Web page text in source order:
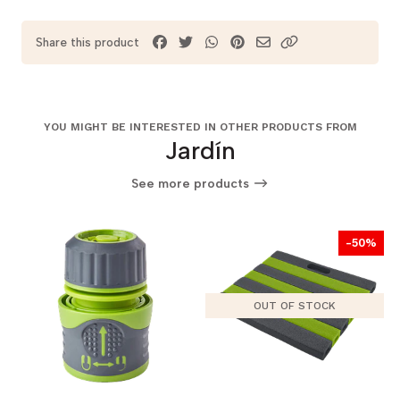
Share this product
YOU MIGHT BE INTERESTED IN OTHER PRODUCTS FROM
Jardín
See more products
-50%
OUT OF STOCK